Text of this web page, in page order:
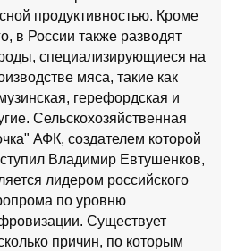
продуктивностью. Кроме
в России также разводят
специализирующиеся на
мяса, такие как
герефордская и
Сельскохозяйственная
АФК, создателем которой
Владимир Евтушенков,
лидером российского
по уровню
Существует
причин, по которым